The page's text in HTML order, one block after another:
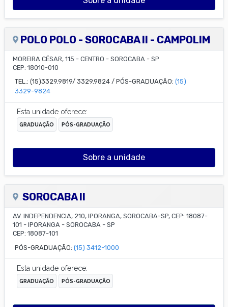
POLO POLO - SOROCABA II - CAMPOLIM
MOREIRA CÉSAR, 115 - CENTRO - SOROCABA - SP
CEP: 18010-010
TEL.: (15)3329.9819/ 3329.9824 / PÓS-GRADUAÇÃO: (15)
3329-9824
Esta unidade oferece:
GRADUAÇÃO PÓS-GRADUAÇÃO
Sobre a unidade
SOROCABA II
AV. INDEPENDENCIA, 210, IPORANGA, SOROCABA-SP, CEP: 18087-
101 - IPORANGA - SOROCABA - SP
CEP: 18087-101
PÓS-GRADUAÇÃO: (15) 3412-1000
Esta unidade oferece:
GRADUAÇÃO PÓS-GRADUAÇÃO